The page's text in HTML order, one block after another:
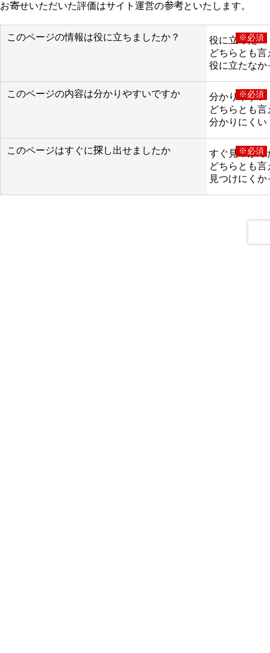
お寄せいただいた評価はサイト運営の参考といたします。
このページの情報は役に立ちましたか？ ※必須
役に立った
どちらとも言
役に立たなか
このページの内容は分かりやすいですか ※必須
分かりやすい
どちらとも言
分かりにくい
このページはすぐに探し出せましたか ※必須
すぐ見つかっ
どちらとも言
見つけにくか